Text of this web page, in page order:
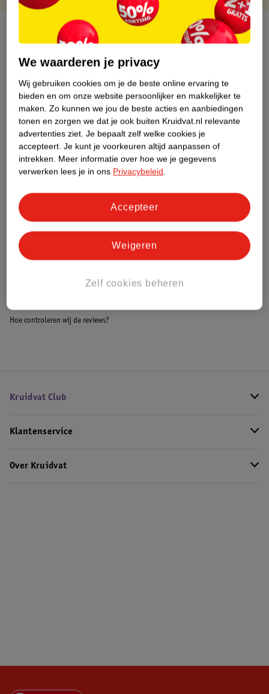
Over dit product
Productinformatie
Etiketinformatie
Nature Impact Score
Dit product heeft (nog) geen Nature
Impact Score.
Meer informatie
Bestel & Bezorginformatie
Hoe controleren wij de reviews?
Kruidvat Club
Klantenservice
Over Kruidvat
We waarderen je privacy
Wij gebruiken cookies om je de beste online ervaring te
bieden en om onze website persoonlijker en makkelijker te
maken. Zo kunnen we jou de beste acties en aanbiedingen
tonen en zorgen we dat je ook buiten Kruidvat.nl relevante
advertenties ziet. Je bepaalt zelf welke cookies je
accepteert. Je kunt je voorkeuren altijd aanpassen of
intrekken. Meer informatie over hoe we je gegevens
verwerken lees je in ons Privacybeleid.
Zelf cookies beheren
Weigeren
Accepteer